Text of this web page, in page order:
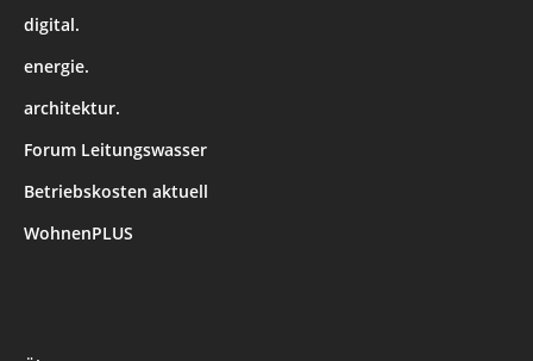
digital.
energie.
architektur.
Forum Leitungswasser
Betriebskosten aktuell
WohnenPLUS